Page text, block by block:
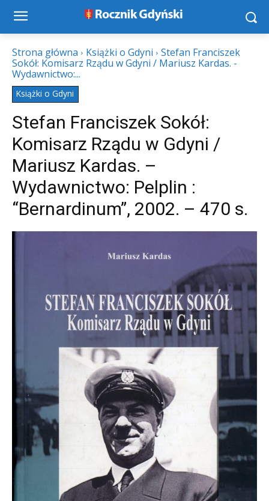
Strona główna Książki o Gdyni
Stefan Franciszek
Sokół: Komisarz Rządu w Gdyni / Mariusz Kardas. -
Wydawnictwo:...
Książki o Gdyni
Stefan Franciszek Sokół:
Komisarz Rządu w Gdyni /
Mariusz Kardas. –
Wydawnictwo: Pelplin :
“Bernardinum”, 2002. – 470 s.